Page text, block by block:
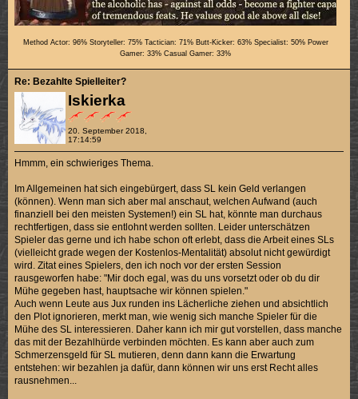
Method Actor: 96% Storyteller: 75% Tactician: 71% Butt-Kicker: 63% Specialist: 50% Power
Gamer: 33% Casual Gamer: 33%
Iskierka
20. September 2018,
17:14:59
Re: Bezahlte Spielleiter?
Hmmm, ein schwieriges Thema.
Im Allgemeinen hat sich eingebürgert, dass SL kein Geld verlangen
(können). Wenn man sich aber mal anschaut, welchen Aufwand (auch
finanziell bei den meisten Systemen!) ein SL hat, könnte man durchaus
rechtfertigen, dass sie entlohnt werden sollten. Leider unterschätzen
Spieler das gerne und ich habe schon oft erlebt, dass die Arbeit eines SLs
(vielleicht grade wegen der Kostenlos-Mentalität) absolut nicht gewürdigt
wird. Zitat eines Spielers, den ich noch vor der ersten Session
rausgeworfen habe: "Mir doch egal, was du uns vorsetzt oder ob du dir
Mühe gegeben hast, hauptsache wir können spielen."
Auch wenn Leute aus Jux runden ins Lächerliche ziehen und absichtlich
den Plot ignorieren, merkt man, wie wenig sich manche Spieler für die
Mühe des SL interessieren. Daher kann ich mir gut vorstellen, dass manche
das mit der Bezahlhürde verbinden möchten. Es kann aber auch zum
Schmerzensgeld für SL mutieren, denn dann kann die Erwartung
entstehen: wir bezahlen ja dafür, dann können wir uns erst Recht alles
rausnehmen...